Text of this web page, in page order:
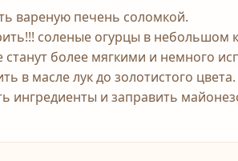
вареную печень соломкой.
соленые огурцы в небольшом
станут более мягкими и немного
в масле лук до золотистого цвета.
ингрeдиенты и заправить